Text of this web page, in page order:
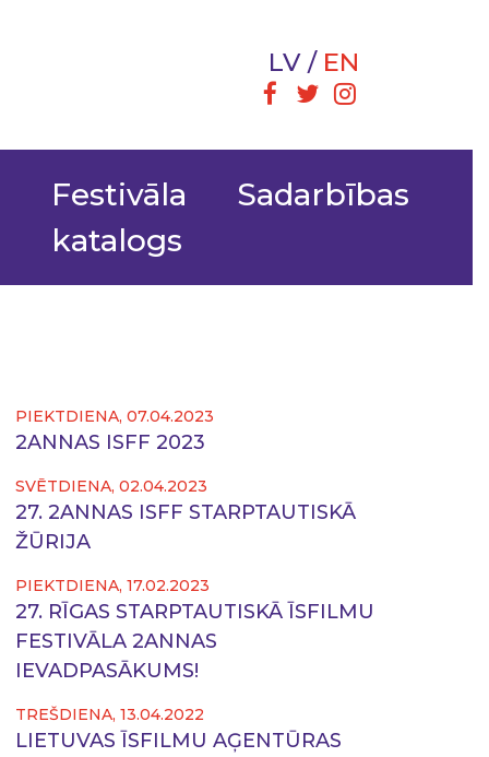
LV EN
Festivāla
katalogs
Sadarbības
PIEKTDIENA, 07.04.2023
2ANNAS ISFF 2023
SVĒTDIENA, 02.04.2023
27. 2ANNAS ISFF STARPTAUTISKĀ
ŽŪRIJA
PIEKTDIENA, 17.02.2023
27. RĪGAS STARPTAUTISKĀ ĪSFILMU
FESTIVĀLA 2ANNAS
IEVADPASĀKUMS!
TREŠDIENA, 13.04.2022
LIETUVAS ĪSFILMU AĢENTŪRAS